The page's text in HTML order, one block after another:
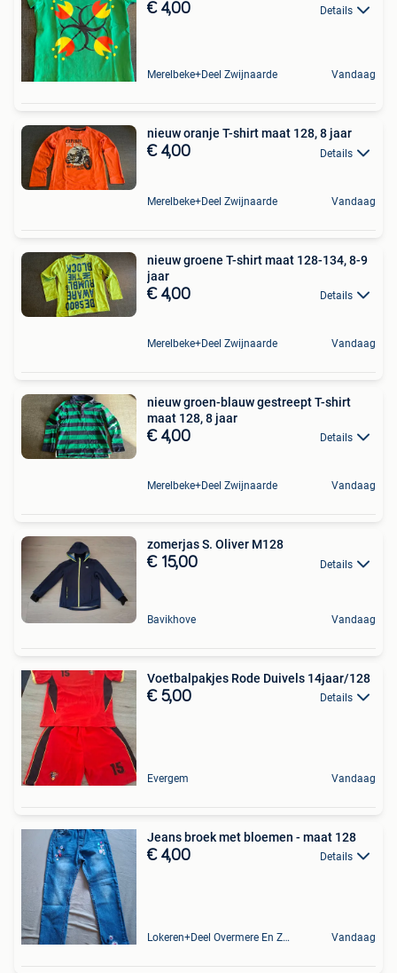
€ 4,00 Details
Merelbeke+Deel Zwijnaarde Vandaag
nieuw oranje T-shirt maat 128, 8 jaar
€ 4,00 Details
Merelbeke+Deel Zwijnaarde Vandaag
nieuw groene T-shirt maat 128-134, 8-9
jaar
€ 4,00 Details
Merelbeke+Deel Zwijnaarde Vandaag
nieuw groen-blauw gestreept T-shirt
maat 128, 8 jaar
€ 4,00 Details
Merelbeke+Deel Zwijnaarde Vandaag
zomerjas S. Oliver M128
€ 15,00 Details
Bavikhove Vandaag
Voetbalpakjes Rode Duivels 14jaar/128
€ 5,00 Details
Evergem Vandaag
Jeans broek met bloemen - maat 128
€ 4,00 Details
Lokeren+Deel Overmere En Zele Vandaag